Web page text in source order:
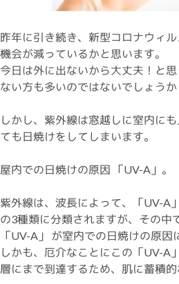
昨年に引き続き、新型コロナウィ
機会が減っているかと思います。
今日は外に出ないから大丈夫！と
ない方も多いのではないでしょうか
しかし、紫外線は窓越しに室内に
ても日焼けをしてしまいます。
屋内での日焼けの原因 「UV-A」。
紫外線は、波長によって、「UV-A
の3種類に分類されますが、その中
「UV-A」 が室内での日焼けの原因
しかも、厄介なことにこの「UV-A
層にまで到達するため、肌に蓄積的